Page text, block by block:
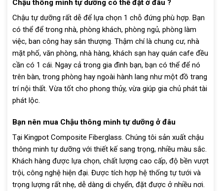
Chậu thông minh tự dưỡng có thể đặt ở đâu ?
Chậu tự dưỡng rất dễ để lựa chọn 1 chỗ đứng phù hợp. Bạn
có thể để trong nhà, phòng khách, phòng ngủ, phòng làm
việc, ban công hay sân thượng. Thậm chí là chung cư, nhà
mặt phố, văn phòng, nhà hàng, khách sạn hay quán cafe đều
cần có 1 cái. Ngay cả trong gia đình bạn, bạn có thể để nó
trên bàn, trong phòng hay ngoài hành lang như một đồ trang
trí nội thất. Vừa tốt cho phong thủy, vừa giúp gia chủ phát tài
phát lộc.
Bạn nên mua Chậu thông minh tự dưỡng ở đâu
Tại Kingpot Composite Fiberglass. Chúng tôi sản xuất chậu
thông minh tự dưỡng với thiết kế sang trọng, nhiều màu sắc.
Khách hàng được lựa chọn, chất lượng cao cấp, độ bền vượt
trội, công nghệ hiện đại. Được tích hợp hệ thống tự tưới và
trọng lượng rất nhẹ, dễ dàng di chyển, đặt được ở nhiều nơi.